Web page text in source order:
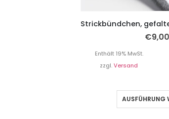
€9,00
Enthält 19% MwSt.
zzgl.Versand
AUSFÜHRUNG